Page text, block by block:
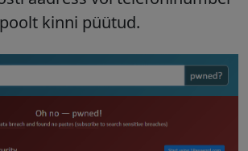
kinni püütud.